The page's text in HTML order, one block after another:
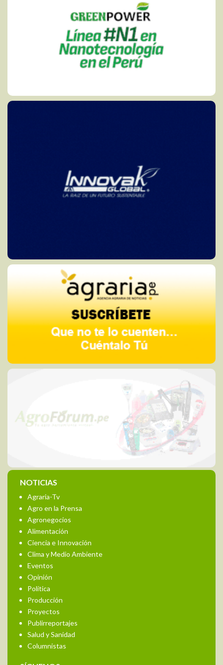
NOTICIAS
Agraria-Tv
Agro en la Prensa
Agronegocios
Alimentación
Ciencia e Innovación
Clima y Medio Ambiente
Eventos
Opinión
Política
Producción
Proyectos
Publirreportajes
Salud y Sanidad
Columnistas